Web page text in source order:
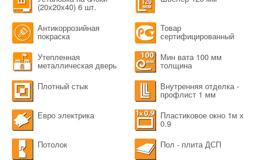
(20х20х40) 6 шт.
Антикоррозийная
покраска
Товар
сертифицированный
Утепленная
металлическая дверь
Мин вата 100 мм
толщина
Плотный стык
Внутренняя отделка -
профлист 1 мм
Евро электрика
Пластиковое окно 1м х
0.9
Потолок
Пол - плита ДСП